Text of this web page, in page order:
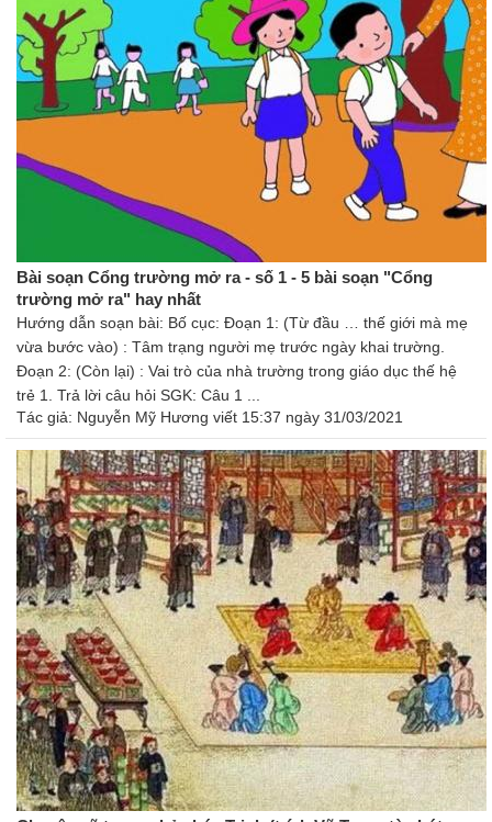
Bài soạn Cổng trường mở ra - số 1 - 5 bài soạn "Cổng
trường mở ra" hay nhất
Hướng dẫn soạn bài: Bố cục: Đoạn 1: (Từ đầu … thế giới mà mẹ
vừa bước vào) : Tâm trạng người mẹ trước ngày khai trường.
Đoạn 2: (Còn lại) : Vai trò của nhà trường trong giáo dục thế hệ
trẻ 1. Trả lời câu hỏi SGK: Câu 1 ...
Tác giả: Nguyễn Mỹ Hương viết 15:37 ngày 31/03/2021